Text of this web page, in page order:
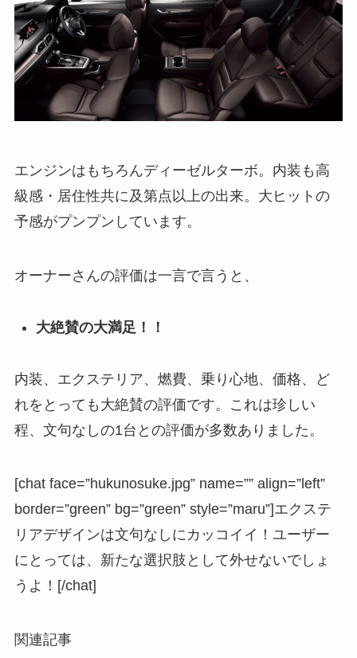
エンジンはもちろんディーゼルターボ。内装も高
級感・居住性共に及第点以上の出来。大ヒットの
予感がプンプンしています。
オーナーさんの評価は一言で言うと、
大絶賛の大満足！！
内装、エクステリア、燃費、乗り心地、価格、ど
れをとっても大絶賛の評価です。これは珍しい
程、文句なしの1台との評価が多数ありました。
[chat face=”hukunosuke.jpg” name=”” align=”left”
border=”green” bg=”green” style=”maru”]エクステ
リアデザインは文句なしにカッコイイ！ユーザー
にとっては、新たな選択肢として外せないでしょ
うよ！[/chat]
関連記事